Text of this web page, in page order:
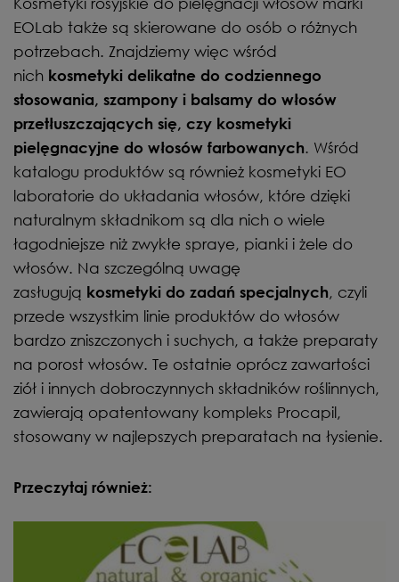
EOLab także są skierowane do osób o różnych
potrzebach. Znajdziemy więc wśród
nich kosmetyki delikatne do codziennego
stosowania, szampony i balsamy do włosów
przetłuszczających się, czy kosmetyki
pielęgnacyjne do włosów farbowanych. Wśród
katalogu produktów są również kosmetyki EO
laboratorie do układania włosów, które dzięki
naturalnym składnikom są dla nich o wiele
łagodniejsze niż zwykłe spraye, pianki i żele do
włosów. Na szczególną uwagę
zasługują kosmetyki do zadań specjalnych, czyli
przede wszystkim linie produktów do włosów
bardzo zniszczonych i suchych, a także preparaty
na porost włosów. Te ostatnie oprócz zawartości
ziół i innych dobroczynnych składników roślinnych,
zawierają opatentowany kompleks Procapil,
stosowany w najlepszych preparatach na łysienie.
Przeczytaj również: